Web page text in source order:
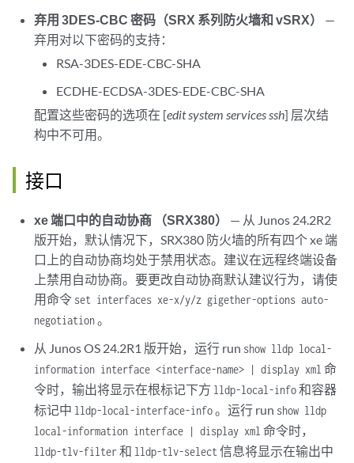
弃用 3DES-CBC 密码（SRX 系列防火墙和 vSRX）
—
弃用对以下密码的支持：
RSA-3DES-EDE-CBC-SHA
ECDHE-ECDSA-3DES-EDE-CBC-SHA
配置这些密码的选项在 [edit system services ssh] 层次结
构中不可用。
接口
xe 端口中的自动协商 （SRX380）
— 从 Junos 24.2R2
版开始，默认情况下，SRX380 防火墙的所有四个 xe 端
口上的自动协商均处于禁用状态。建议在远程终端设备
上禁用自动协商。要更改自动协商默认建议行为，请使
用命令 set interfaces xe-x/y/z gigether-options auto-
negotiation。
从 Junos OS 24.2R1 版开始，运行 run show lldp local-
information interface <interface-name> | display xml 命
令时，输出将显示在根标记下方 lldp-local-info和容器
标记中 lldp-local-interface-info。运行 run show lldp
local-information interface | display xml 命令时，
lldp-tlv-filter和 lldp-tlv-select信息将显示在输出中